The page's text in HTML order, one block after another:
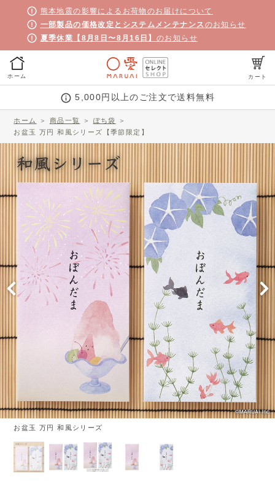
熊本地震の影響によるお荷物のお届けについて
一部製品の価格改定とシステムメンテナンス のお知らせ
夏季休業【8月8日〜8月16日】 のお知らせ
ホーム カート
5,000円以上のご注文で送料無料
ホーム ＞ 商品一覧 ＞ ぽち袋
＞
お盆玉 万円 和風シリーズ【季節限定】
お盆玉 万円 和風シリーズ